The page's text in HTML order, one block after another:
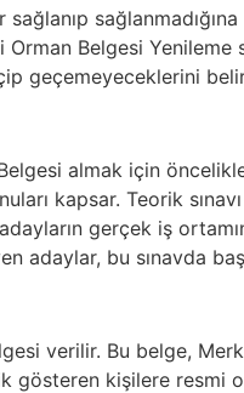
sağlanmadığına
Belgesi Yenileme
geçemeyeceklerini
almak için öncelikle
kapsar. Teorik
gerçek iş
bu sınavda
verilir. Bu belge,
kişilere resmi